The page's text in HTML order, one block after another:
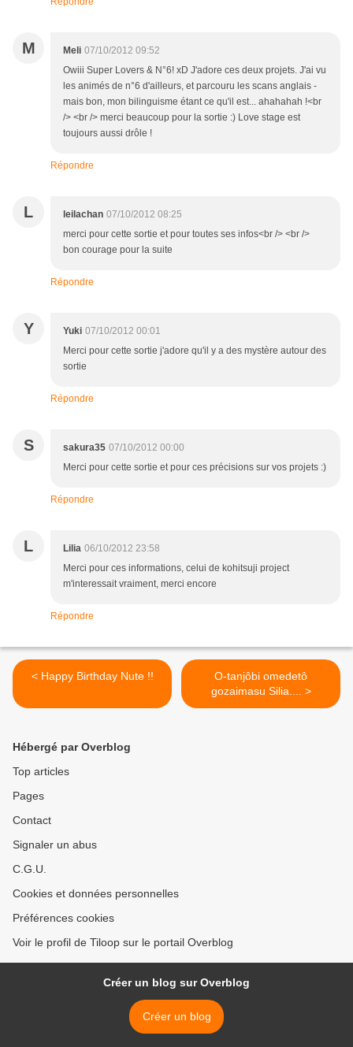
M Meli 07/10/2012 09:52
Owiii Super Lovers & N°6! xD J'adore ces deux projets. J'ai vu
les animés de n°6 d'ailleurs, et parcouru les scans anglais -
mais bon, mon bilinguisme étant ce qu'il est... ahahahah !<br
/> <br /> merci beaucoup pour la sortie :) Love stage est
toujours aussi drôle !
Répondre
L leilachan 07/10/2012 08:25
merci pour cette sortie et pour toutes ses infos<br /> <br />
bon courage pour la suite
Répondre
Y Yuki 07/10/2012 00:01
Merci pour cette sortie j'adore qu'il y a des mystère autour des
sortie
Répondre
S sakura35 07/10/2012 00:00
Merci pour cette sortie et pour ces précisions sur vos projets :)
Répondre
L Lilia 06/10/2012 23:58
Merci pour ces informations, celui de kohitsuji project
m'interessait vraiment, merci encore
Répondre
< Happy Birthday Nute !!
O-tanjôbi omedetô
gozaimasu Silia.... >
Hébergé par Overblog
Top articles
Pages
Contact
Signaler un abus
C.G.U.
Cookies et données personnelles
Préférences cookies
Voir le profil de Tiloop sur le portail Overblog
Créer un blog sur Overblog
Créer un blog